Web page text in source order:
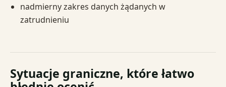
nadmierny zakres danych żądanych w
zatrudnieniu
Sytuacje graniczne, które łatwo